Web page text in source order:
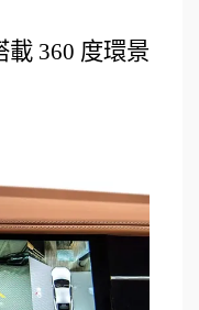
360 度環景